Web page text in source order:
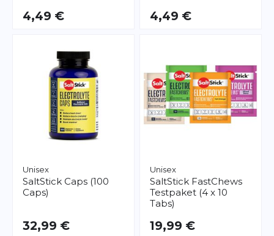
4,49 € 4,49 €
Unisex
SaltStick Caps (100
Caps)
32,99 €
Unisex
SaltStick FastChews
Testpaket (4 x 10
Tabs)
19,99 €